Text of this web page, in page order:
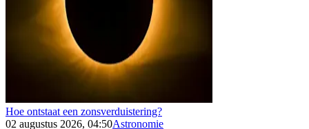
Hoe ontstaat een zonsverduistering?
02 augustus 2026, 04:50Astronomie